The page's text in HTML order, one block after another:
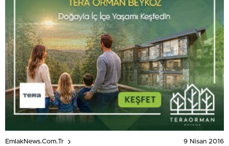
EmlakNews.com.tr 9 Nisan 2016